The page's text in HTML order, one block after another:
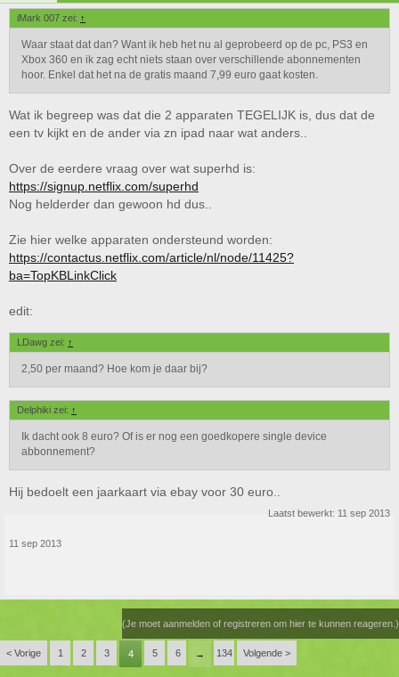
iMark 007 zei: ↑
Waar staat dat dan? Want ik heb het nu al geprobeerd op de pc, PS3 en
Xbox 360 en ik zag echt niets staan over verschillende abonnementen
hoor. Enkel dat het na de gratis maand 7,99 euro gaat kosten.
Wat ik begreep was dat die 2 apparaten TEGELIJK is, dus dat de
een tv kijkt en de ander via zn ipad naar wat anders..
Over de eerdere vraag over wat superhd is:
https://signup.netflix.com/superhd
Nog helderder dan gewoon hd dus..
Zie hier welke apparaten ondersteund worden:
https://contactus.netflix.com/article/nl/node/11425?
ba=TopKBLinkClick
edit:
LDawg zei: ↑
2,50 per maand? Hoe kom je daar bij?
Delphiki zei: ↑
Ik dacht ook 8 euro? Of is er nog een goedkopere single device
abbonnement?
Hij bedoelt een jaarkaart via ebay voor 30 euro..
Laatst bewerkt: 11 sep 2013
11 sep 2013
(Je moet aanmelden of registreren om hier te kunnen reageren.)
< Vorige 1 2 3 4 5 6 → 134 Volgende >